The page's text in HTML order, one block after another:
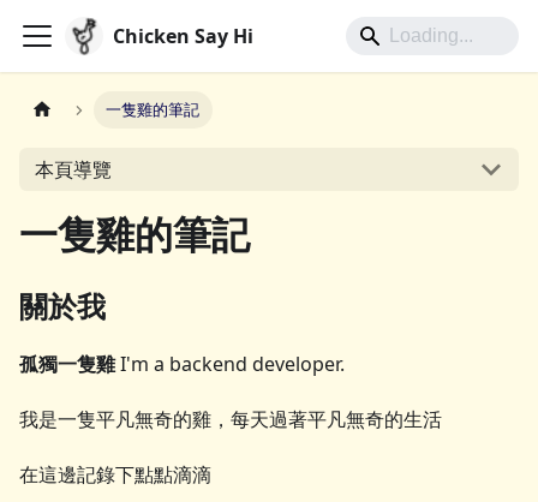
Chicken Say Hi
一隻雞的筆記
本頁導覽
一隻雞的筆記
關於我
孤獨一隻雞I'm a backend developer.
我是一隻平凡無奇的雞，每天過著平凡無奇的生活
在這邊記錄下點點滴滴